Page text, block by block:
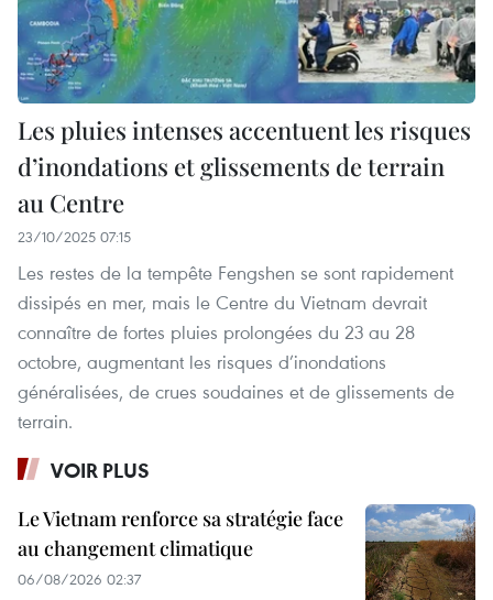
Les pluies intenses accentuent les risques
d’inondations et glissements de terrain
au Centre
23/10/2025 07:15
Les restes de la tempête Fengshen se sont rapidement
dissipés en mer, mais le Centre du Vietnam devrait
connaître de fortes pluies prolongées du 23 au 28
octobre, augmentant les risques d’inondations
généralisées, de crues soudaines et de glissements de
terrain.
VOIR PLUS
Le Vietnam renforce sa stratégie face
au changement climatique
06/08/2026 02:37